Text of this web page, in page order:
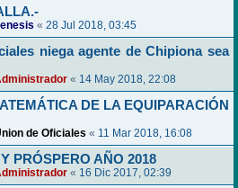
« 28 Jul 2018, 03:45
niega agente de Chipiona sea
« 14 May 2018, 22:08
DE LA EQUIPARACIÓN
de Oficiales « 11 Mar 2018, 16:08
PRÓSPERO AÑO 2018
« 16 Dic 2017, 02:39